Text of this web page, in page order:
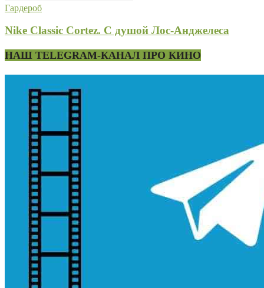
Гардероб
Nike Classic Cortez. С душой Лос-Анджелеса
НАШ TELEGRAM-КАНАЛ ПРО КИНО